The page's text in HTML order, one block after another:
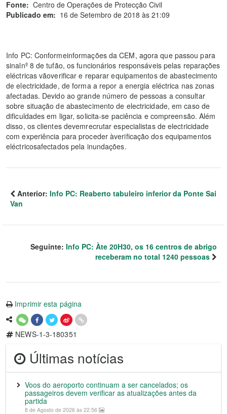
Fonte: Centro de Operações de Protecção Civil
Publicado em: 16 de Setembro de 2018 às 21:09
Info PC: Conformeinformações da CEM, agora que passou para
sinalnº 8 de tufão, os funcionários responsáveis pelas reparações
eléctricas vãoverificar e reparar equipamentos de abastecimento
de electricidade, de forma a repor a energia eléctrica nas zonas
afectadas. Devido ao grande número de pessoas a consultar
sobre situação de abastecimento de electricidade, em caso de
dificuldades em ligar, solicita-se paciência e compreensão. Além
disso, os clientes devemrecrutar especialistas de electricidade
com experiência para proceder àverificação dos equipamentos
eléctricosafectados pela inundações.
Anterior: Info PC: Reaberto tabuleiro inferior da Ponte Sai
Van
Seguinte: Info PC: Àte 20H30, os 16 centros de abrigo
receberam no total 1240 pessoas
Imprimir esta página
NEWS-1-3-180351
Últimas notícias
Voos do aeroporto continuam a ser cancelados; os
passageiros devem verificar as atualizações antes da
partida
8 de Agosto de 2026 às 22:56